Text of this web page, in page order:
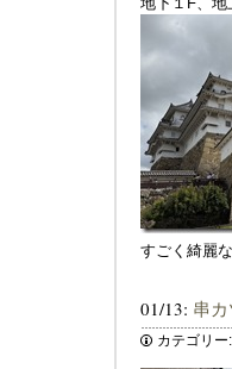
すごく綺麗
01/13: 串
カテゴリー: